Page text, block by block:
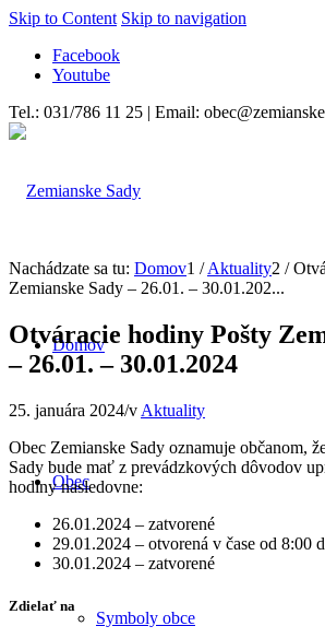
Skip to Content Skip to navigation
Facebook
Youtube
Tel.: 031/786 11 25 | Email:
Domov
Obec
Symboly obce
Nachádzate sa tu: Domov1 / Aktuality2 /
Zemianske Sady – 26.01. – 30.01.202...
Otváracie hodiny Pošty
– 26.01. – 30.01.2024
25. januára 2024/v Aktuality
Obec Zemianske Sady oznamuje občanom,
Sady bude mať z prevádzkových dôvodov
hodiny nasledovne:
26.01.2024 – zatvorené
29.01.2024 – otvorená v čase od 8:00
30.01.2024 – zatvorené
Zdielať na